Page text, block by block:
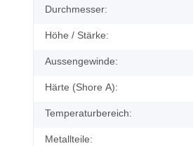
Durchmesser:
Höhe / Stärke:
Aussengewinde:
Härte (Shore A):
Temperaturbereich:
Metallteile: